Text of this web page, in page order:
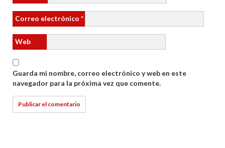
Correo electrónico *
Web
Guarda mi nombre, correo electrónico y web en este
navegador para la próxima vez que comente.